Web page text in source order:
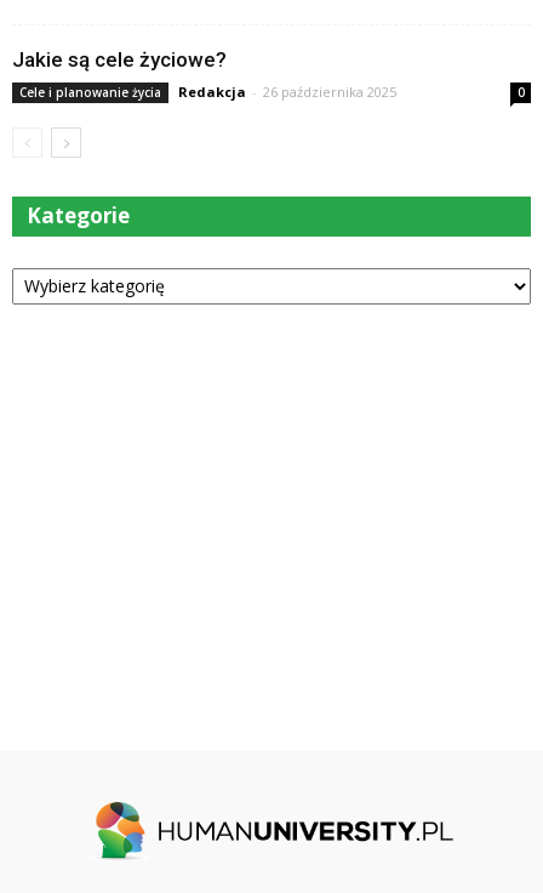
Jakie są cele życiowe?
Cele i planowanie życia Redakcja - 26 października 2025 0
Kategorie
Kategorie